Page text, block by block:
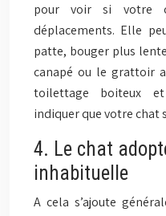
pour voir si votre
déplacements. Elle
patte, bouger plus
canapé ou le grattoir
toilettage boiteux
indiquer que votre chat
4. Le chat
inhabituelle
A cela s’ajoute